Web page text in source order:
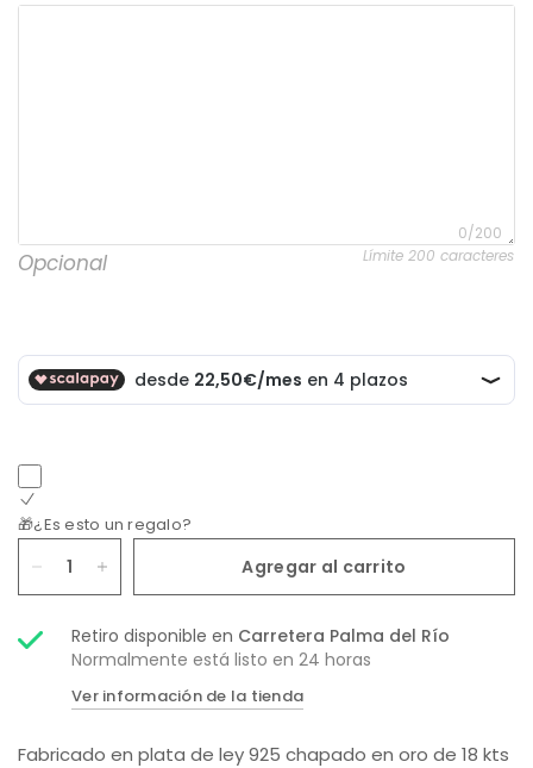
0/200
Límite 200 caracteres
Opcional
🎁¿Es esto un regalo?
Agregar al carrito
Retiro disponible en Carretera Palma del Río
Normalmente está listo en 24 horas
Ver información de la tienda
Fabricado en plata de ley 925 chapado en oro de 18 kts